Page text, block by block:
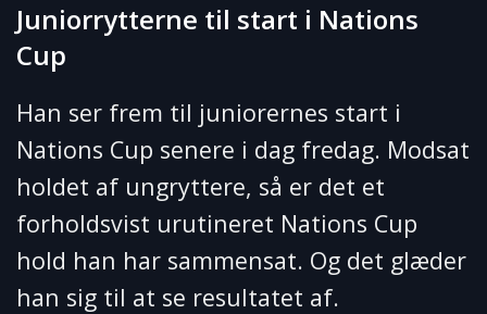
Juniorrytterne til start i Nations
Cup
Han ser frem til juniorernes start i
Nations Cup senere i dag fredag. Modsat
holdet af ungryttere, så er det et
forholdsvist urutineret Nations Cup
hold han har sammensat. Og det glæder
han sig til at se resultatet af.